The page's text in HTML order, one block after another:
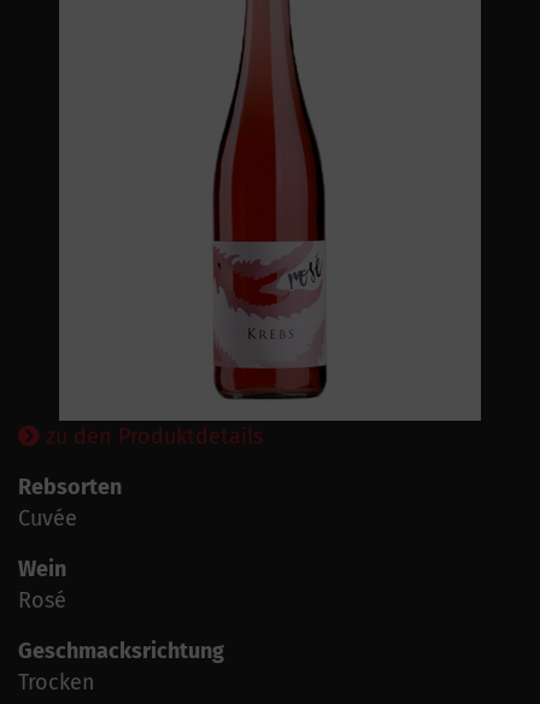
zu den Produktdetails
Rebsorten
Cuvée
Wein
Rosé
Geschmacksrichtung
Trocken